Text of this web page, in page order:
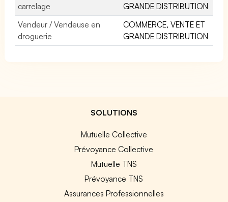
carrelage
GRANDE DISTRIBUTION
Vendeur / Vendeuse en
droguerie
COMMERCE, VENTE ET
GRANDE DISTRIBUTION
SOLUTIONS
Mutuelle Collective
Prévoyance Collective
Mutuelle TNS
Prévoyance TNS
Assurances Professionnelles